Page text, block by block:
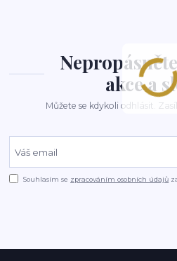
akce a
Můžete se kdykoli odhlásit.
Souhlasím se zpracováním osobních údajů